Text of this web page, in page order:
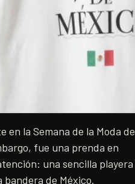
la Semana de la Moda de
fue una prenda en
una sencilla playera
bandera de México.